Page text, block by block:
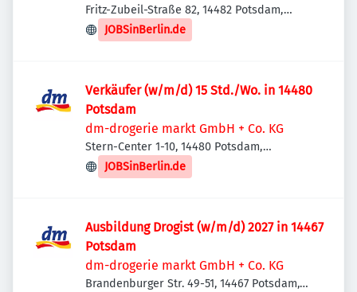
Fritz-Zubeil-Straße 82, 14482 Potsdam,
Deutschland
JOBSinBerlin.de
Verkäufer (w/m/d) 15 Std./Wo. in 14480
Potsdam
dm-drogerie markt GmbH + Co. KG
Stern-Center 1-10, 14480 Potsdam,
Deutschland
JOBSinBerlin.de
Ausbildung Drogist (w/m/d) 2027 in 14467
Potsdam
dm-drogerie markt GmbH + Co. KG
Brandenburger Str. 49-51, 14467 Potsdam,